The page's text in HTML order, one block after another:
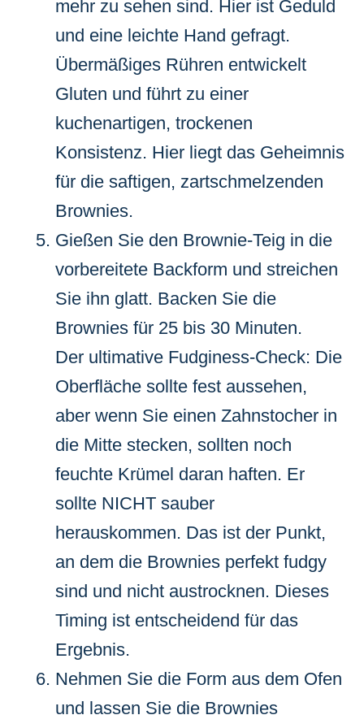
mehr zu sehen sind. Hier ist Geduld
und eine leichte Hand gefragt.
Übermäßiges Rühren entwickelt
Gluten und führt zu einer
kuchenartigen, trockenen
Konsistenz. Hier liegt das Geheimnis
für die saftigen, zartschmelzenden
Brownies.
Gießen Sie den Brownie-Teig in die
vorbereitete Backform und streichen
Sie ihn glatt. Backen Sie die
Brownies für 25 bis 30 Minuten.
Der ultimative Fudginess-Check: Die
Oberfläche sollte fest aussehen,
aber wenn Sie einen Zahnstocher in
die Mitte stecken, sollten noch
feuchte Krümel daran haften. Er
sollte NICHT sauber
herauskommen. Das ist der Punkt,
an dem die Brownies perfekt fudgy
sind und nicht austrocknen. Dieses
Timing ist entscheidend für das
Ergebnis.
Nehmen Sie die Form aus dem Ofen
und lassen Sie die Brownies